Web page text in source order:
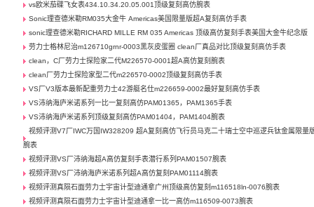
vs欧米茄碟飞女表434.10.34.20.05.001顶级复刻高仿腕表
Sonic理查德米勒RM035大金牛 Americas美国限量版超A复刻高仿手表
sonic理查德米勒RICHARD MILLE RM 035 Americas 顶级高仿复刻手表美国大金牛纪念版
劳力士格林尼治m126710grnr-0003黑灰皮蛋圈 clean厂真品对比顶级复刻高仿手表
clean，C厂劳力士探险家二代M226570-0001超A高仿复刻腕表
clean厂劳力士探险家型二代m226570-0002顶级复刻高仿手表
VS厂V3版本最新配重劳力士42游艇名仕m226659-0002最好复刻高仿手表
VS沛纳海庐米诺系列一比一复刻高仿PAM01365，PAM1365手表
VS沛纳海庐米诺系列顶级复刻高仿PAM01404，PAM1404腕表
视频评测V7厂IWC万国IW328209 超A复刻高仿飞行员马克二十瑞士空中巡逻兵钛金属限量
腕表
视频评测VS厂沛纳海超A高仿复刻手表潜行系列PAM01507腕表
视频评测VS厂沛纳海庐米诺系列超A高仿复刻PAM01114腕表
视频评测真陨石面劳力士宇宙计型迪通拿广州顶级高仿复刻m116518ln-0076腕表
视频评测真陨石面劳力士宇宙计型迪通拿一比一高仿m116509-0073腕表